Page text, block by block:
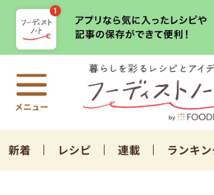
新着 レシピ 連載 ランキ